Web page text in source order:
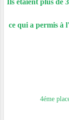
Ils étaient plus de
ce qui a permis à
4éme